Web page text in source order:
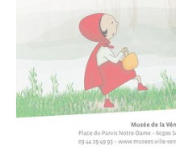
Les œuvres classées MNR
Vie des collections
Acquisitions récentes
Accès, horaires et tarifs
Venir à Senlis